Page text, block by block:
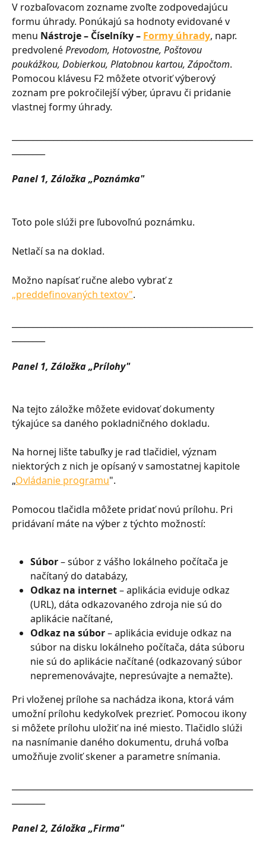
V rozbaľovacom zozname zvoľte zodpovedajúcu
formu úhrady. Ponúkajú sa hodnoty evidované v
menu Nástroje – Číselníky – Formy úhrady, napr.
predvolené Prevodom, Hotovostne, Poštovou
poukážkou, Dobierkou, Platobnou kartou, Zápočtom.
Pomocou klávesu F2 môžete otvoriť výberový
zoznam pre pokročilejší výber, úpravu či pridanie
vlastnej formy úhrady.
Panel 1, Záložka „Poznámka"
Toto pole slúži pre ľubovoľnú poznámku.
Netlačí sa na doklad.
Možno napísať ručne alebo vybrať z
„preddefinovaných textov".
Panel 1, Záložka „Prílohy"
Na tejto záložke môžete evidovať dokumenty
týkajúce sa daného pokladničného dokladu.
Na hornej lište tabuľky je rad tlačidiel, význam
niektorých z nich je opísaný v samostatnej kapitole
„Ovládanie programu".
Pomocou tlačidla môžete pridať novú prílohu. Pri
pridávaní máte na výber z týchto možností:
Súbor – súbor z vášho lokálneho počítača je
načítaný do databázy,
Odkaz na internet – aplikácia eviduje odkaz
(URL), dáta odkazovaného zdroja nie sú do
aplikácie načítané,
Odkaz na súbor – aplikácia eviduje odkaz na
súbor na disku lokálneho počítača, dáta súboru
nie sú do aplikácie načítané (odkazovaný súbor
nepremenovávajte, nepresúvajte a nemažte).
Pri vloženej prílohe sa nachádza ikona, ktorá vám
umožní prílohu kedykoľvek prezrieť. Pomocou ikony
si môžete prílohu uložiť na iné miesto. Tlačidlo slúži
na nasnímanie daného dokumentu, druhá voľba
umožňuje zvoliť skener a parametre snímania.
Panel 2, Záložka „Firma"